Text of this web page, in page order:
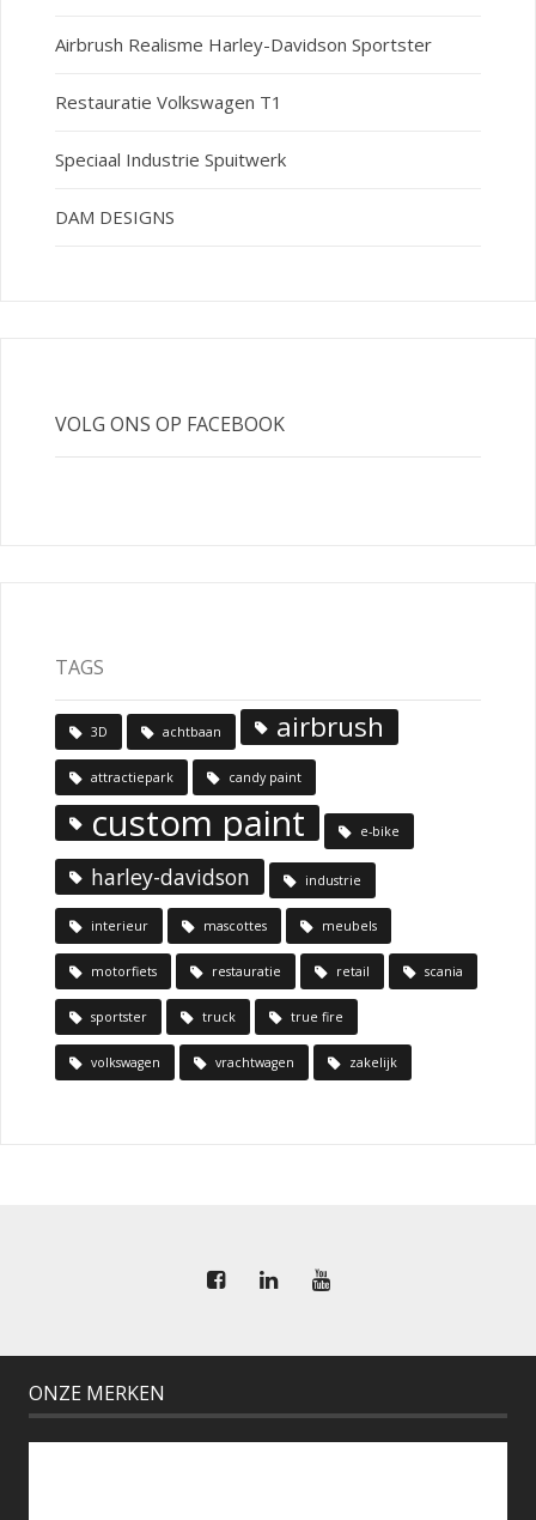
Airbrush Realisme Harley-Davidson Sportster
Restauratie Volkswagen T1
Speciaal Industrie Spuitwerk
DAM DESIGNS
VOLG ONS OP FACEBOOK
TAGS
3D achtbaan airbrush
attractiepark candy paint
custom paint e-bike
harley-davidson industrie
interieur mascottes meubels
motorfiets restauratie retail scania
sportster truck true fire
volkswagen vrachtwagen zakelijk
ONZE MERKEN